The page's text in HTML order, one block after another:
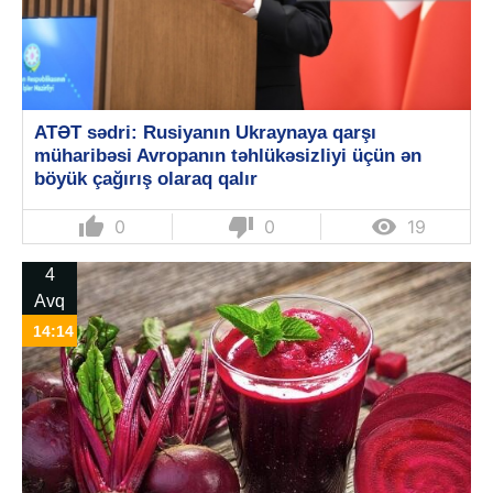
ATƏT sədri: Rusiyanın Ukraynaya qarşı
müharibəsi Avropanın təhlükəsizliyi üçün ən
böyük çağırış olaraq qalır
thumb_up 0 thumb_down 0  19
4
Avq
14:14